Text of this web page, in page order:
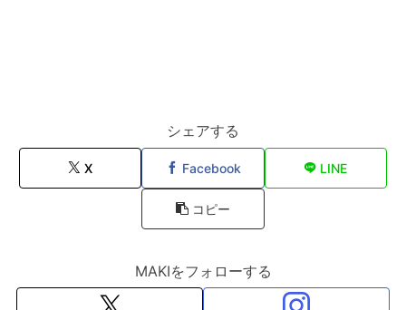
シェアする
X Facebook LINE
コピー
MAKIをフォローする